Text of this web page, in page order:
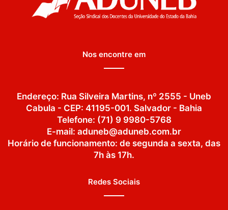
Nos encontre em
Endereço: Rua Silveira Martins, nº 2555 - Uneb
Cabula - CEP: 41195-001. Salvador - Bahia
Telefone: (71) 9 9980-5768
E-mail: aduneb@aduneb.com.br
Horário de funcionamento: de segunda a sexta, das
7h às 17h.
Redes Sociais